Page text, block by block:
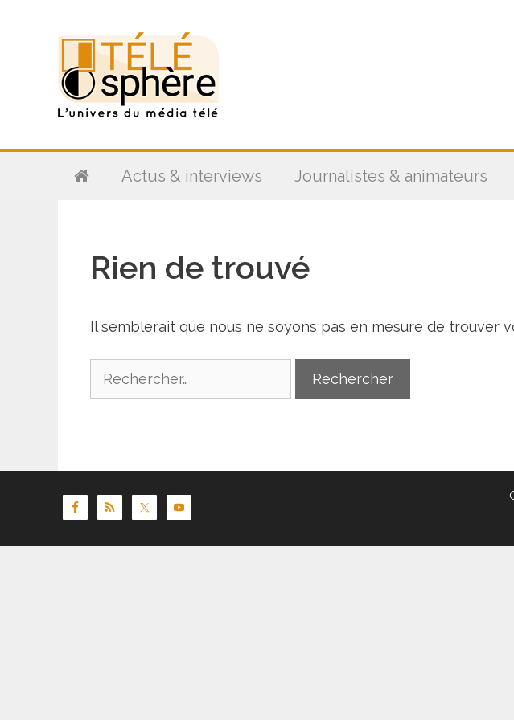
Actus & interviews Journalistes & animateurs
Rien de trouvé
Il semblerait que nous ne soyons pas en mesure de trouver
Rechercher :